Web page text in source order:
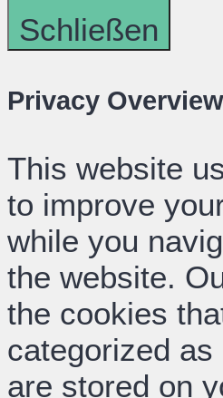
Schließen
Privacy Overview
This website
to improve
while you
the website.
the cookies
categorized
are stored on